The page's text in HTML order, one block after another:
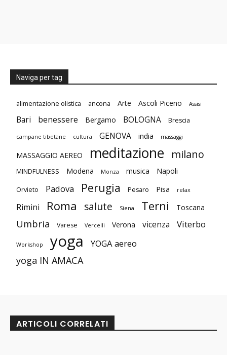
Naviga per tag
alimentazione olistica ancona Arte Ascoli Piceno Assisi
Bari benessere Bergamo BOLOGNA Brescia
campane tibetane cultura GENOVA india massaggi
MASSAGGIO AEREO meditazione milano
MINDFULNESS Modena Monza musica Napoli
Orvieto Padova Perugia Pesaro Pisa relax
Rimini Roma salute Siena Terni Toscana
Umbria Varese Vercelli Verona vicenza Viterbo
Workshop yoga YOGA aereo
yoga IN AMACA
ARTICOLI CORRELATI